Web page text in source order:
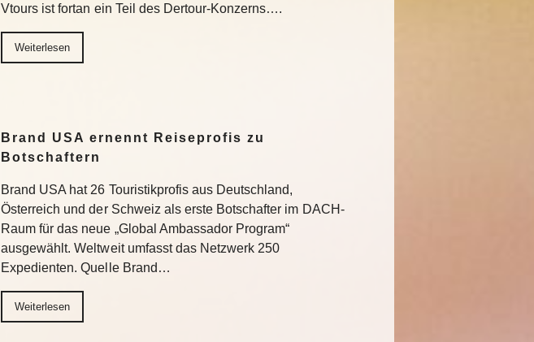
Vtours ist fortan ein Teil des Dertour-Konzerns….
Weiterlesen
Brand USA ernennt Reiseprofis zu
Botschaftern
Brand USA hat 26 Touristikprofis aus Deutschland,
Österreich und der Schweiz als erste Botschafter im DACH-
Raum für das neue „Global Ambassador Program“
ausgewählt. Weltweit umfasst das Netzwerk 250
Expedienten. Quelle Brand…
Weiterlesen